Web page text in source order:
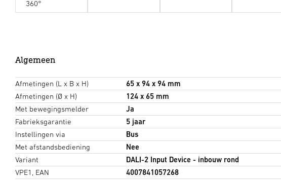
360°
Algemeen
Afmetingen (L x B x H)
65 x 94 x 94 mm
Afmetingen (Ø x H)
124 x 65 mm
Met bewegingsmelder
Ja
Fabrieksgarantie
5 jaar
Instellingen via
Bus
Met afstandsbediening
Nee
Variant
DALI-2 Input Device - inbouw rond
VPE1, EAN
4007841057268